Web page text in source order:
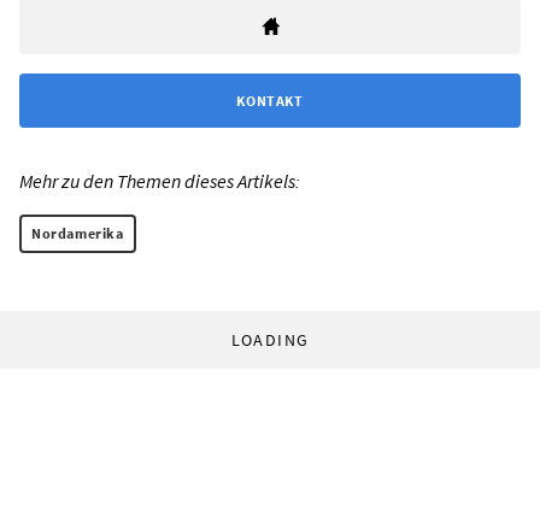
KONTAKT
Mehr zu den Themen dieses Artikels:
Nordamerika
LOADING